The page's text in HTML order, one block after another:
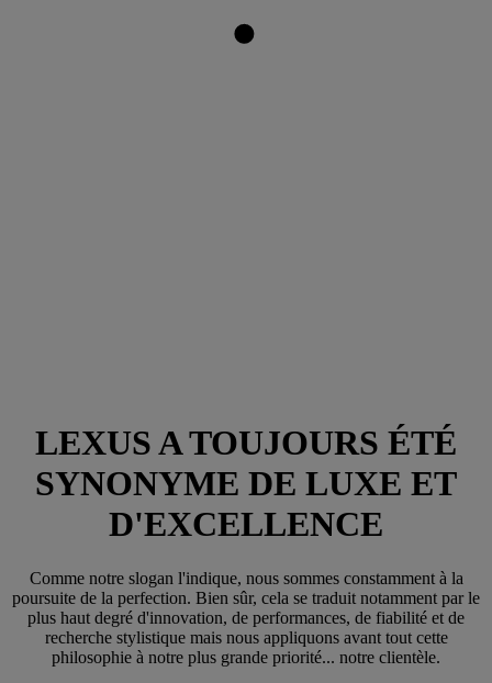
LEXUS A TOUJOURS ÉTÉ
SYNONYME DE LUXE ET
D'EXCELLENCE
Comme notre slogan l'indique, nous sommes constamment à la
poursuite de la perfection. Bien sûr, cela se traduit notamment par le
plus haut degré d'innovation, de performances, de fiabilité et de
recherche stylistique mais nous appliquons avant tout cette
philosophie à notre plus grande priorité... notre clientèle.